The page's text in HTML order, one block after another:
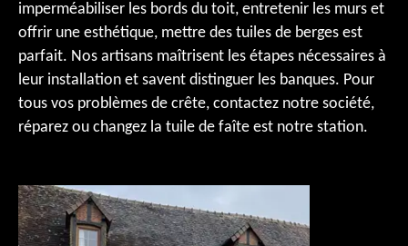
imperméabiliser les bords du toit, entretenir les murs et
offrir une esthétique, mettre des tuiles de berges est
parfait. Nos artisans maîtrisent les étapes nécessaires à
leur installation et savent distinguer les banques. Pour
tous vos problèmes de crête, contactez notre société,
réparez ou changez la tuile de faîte est notre station.